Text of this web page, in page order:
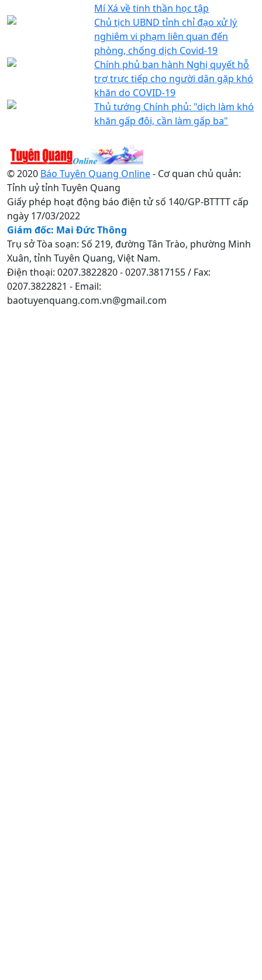
Mí Xá về tinh thần học tập
Chủ tịch UBND tỉnh chỉ đạo xử lý
nghiêm vi phạm liên quan đến
phòng, chống dịch Covid-19
Chính phủ ban hành Nghị quyết hỗ
trợ trực tiếp cho người dân gặp khó
khăn do COVID-19
Thủ tướng Chính phủ: "dịch làm khó
khăn gấp đôi, cần làm gấp ba"
© 2020 Báo Tuyên Quang Online- Cơ quan chủ quản:
Tỉnh uỷ tỉnh Tuyên Quang
Giấy phép hoạt động báo điện tử số 140/GP-BTTTT cấp
ngày 17/03/2022
Giám đốc: Mai Đức Thông
Trụ sở Tòa soạn: Số 219, đường Tân Trào, phường Minh
Xuân, tỉnh Tuyên Quang, Việt Nam.
Điện thoại: 0207.3822820 - 0207.3817155 / Fax:
0207.3822821 - Email:
baotuyenquang.com.vn@gmail.com